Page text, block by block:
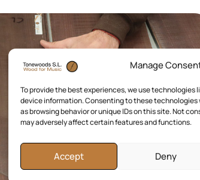
Manage
To provide the best experiences, we use technologies
device information. Consenting to these technologies
as browsing behavior or unique IDs on this site. Not
may adversely affect certain features and functions.
Accept Deny